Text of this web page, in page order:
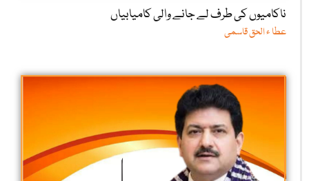
ناکامیوں کی طرف لے جانے والی کامیابیاں
عطا ء الحق قاسمی